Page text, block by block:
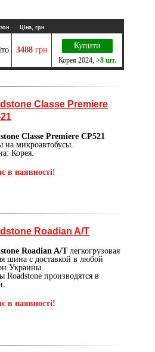
Ціна, грн
3488 грн Купити
Корея2024, >8 шт.
Classe Premiere
Classe Premiere CP521
микроавтобусы.
Корея.
в наявності!
Roadian A/T
Roadian A/Tлегкогрузовая
шина с доставкой в любой
Украины.
производятся в
в наявності!